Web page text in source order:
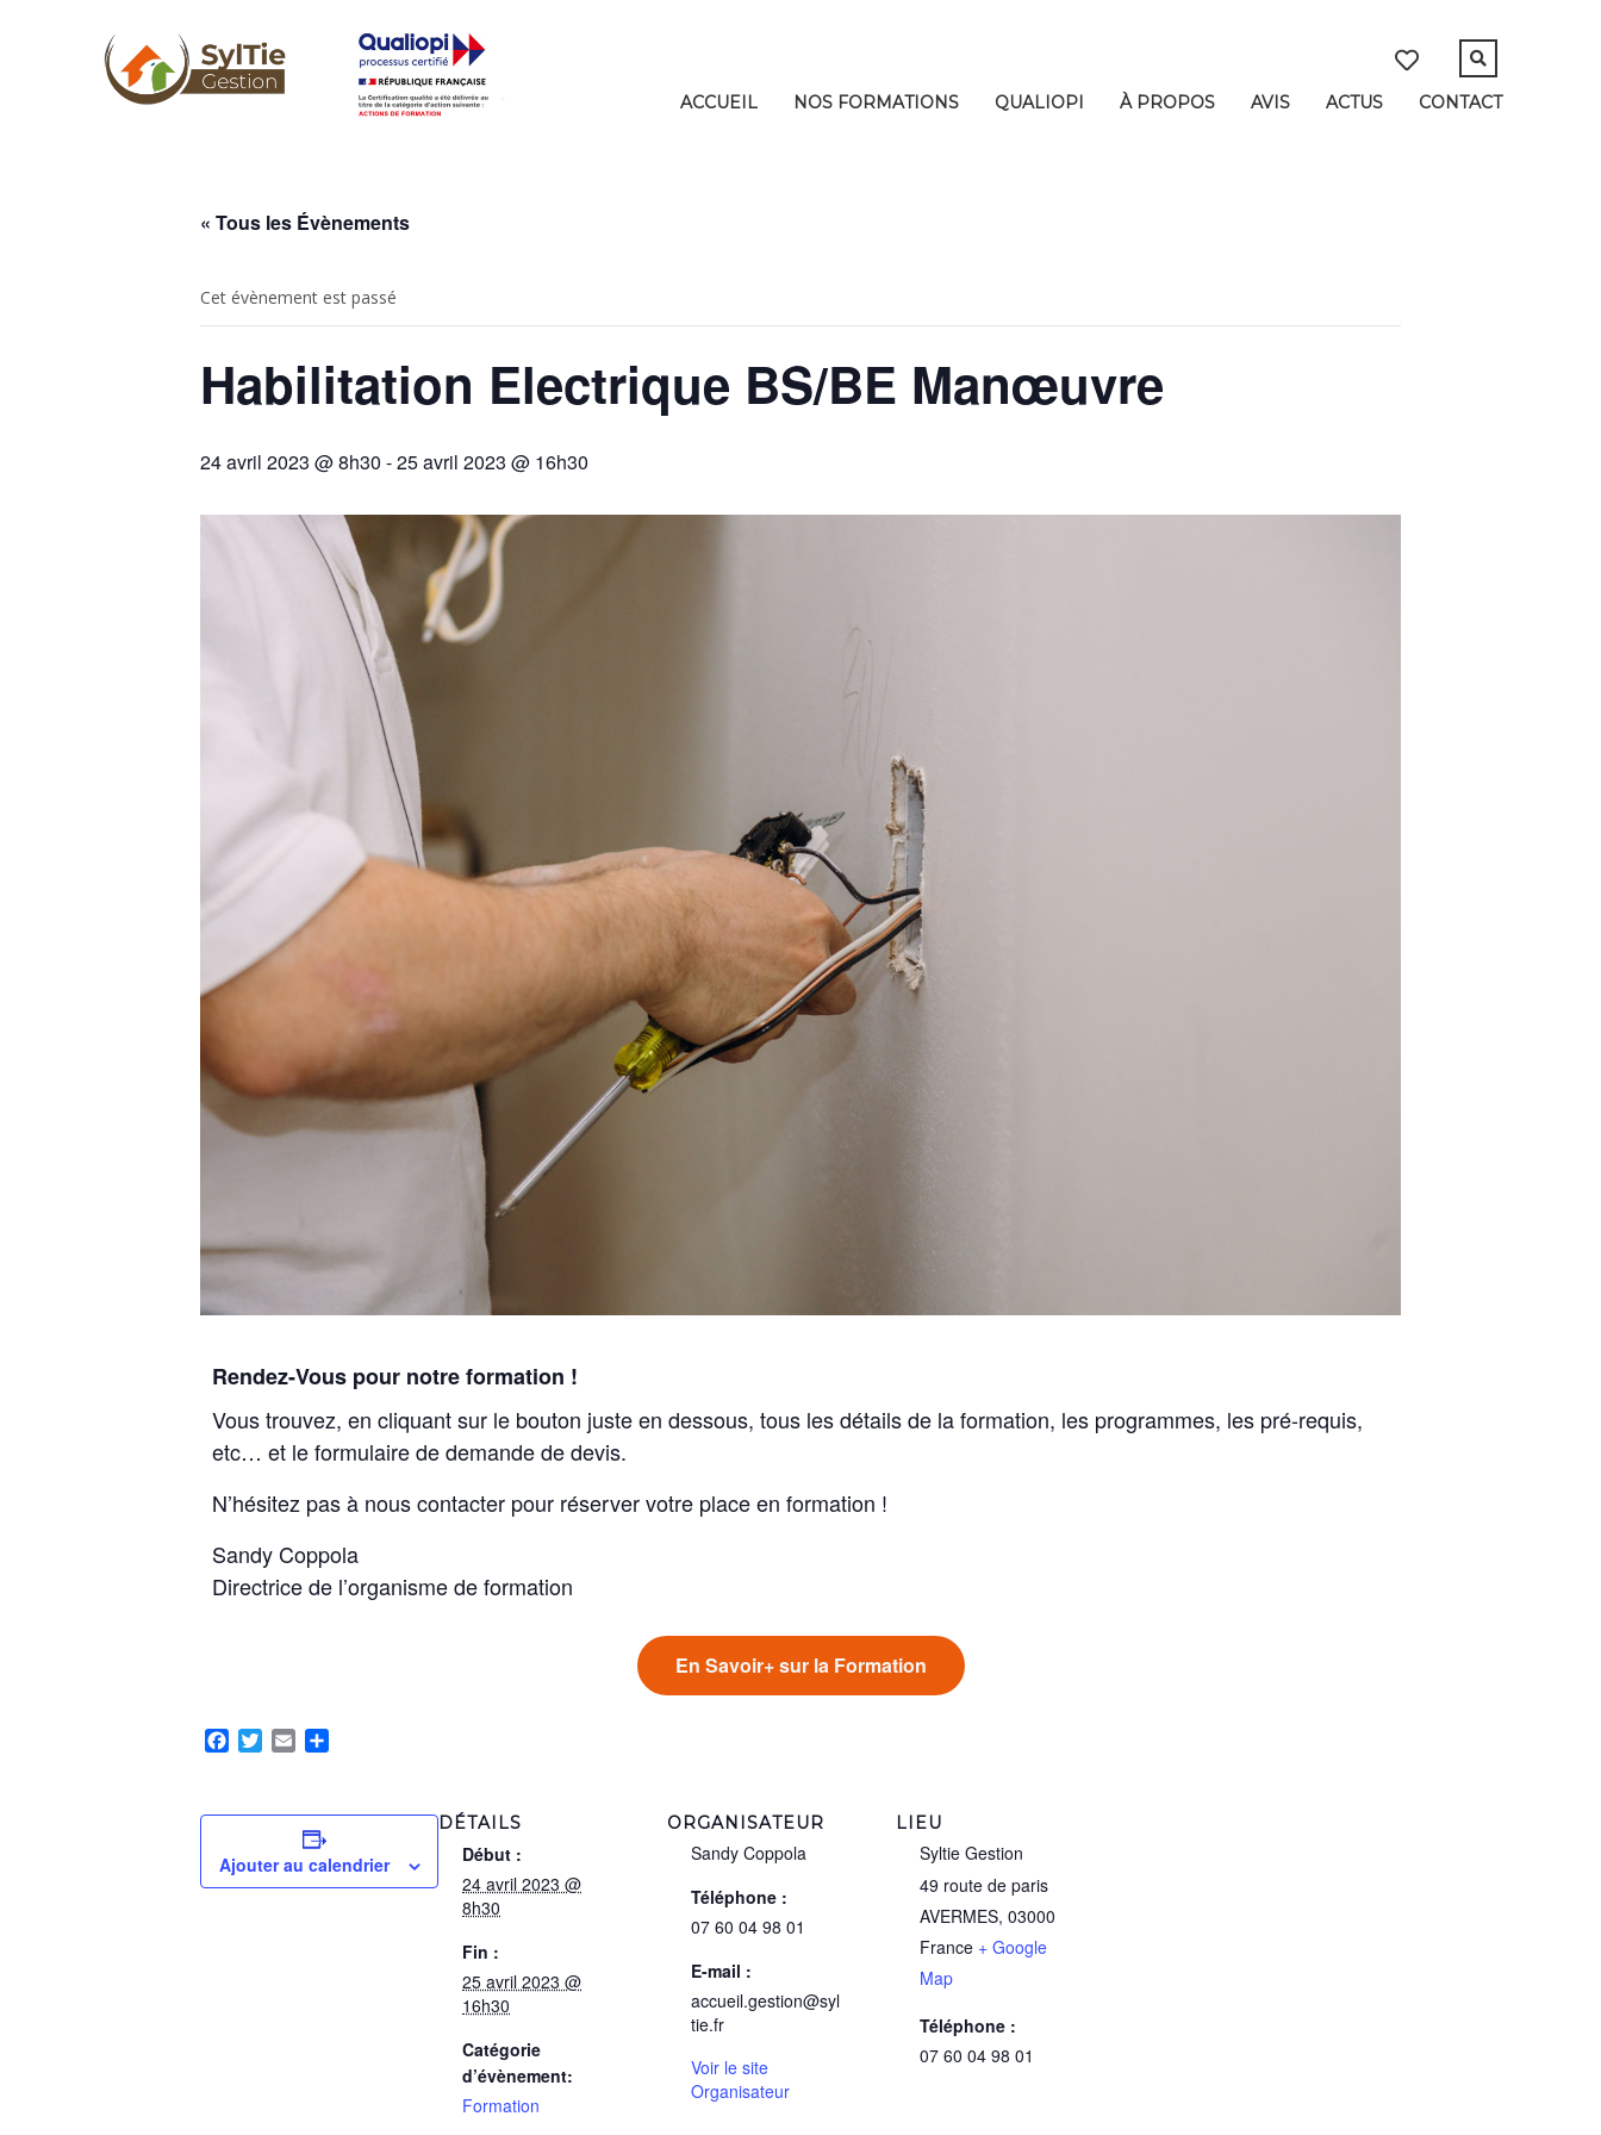
ACCUEIL NOS FORMATIONS QUALIOPI À PROPOS AVIS ACTUS CONTACT
« Tous les Évènements
Cet évènement est passé
Habilitation Electrique BS/BE Manœuvre
24 avril 2023 @ 8h30 -25 avril 2023 @ 16h30
Rendez-Vous pour notre formation !
Vous trouvez, en cliquant sur le bouton juste en dessous, tous les détails de la formation, les programmes, les pré-requis,
etc… et le formulaire de demande de devis.
N’hésitez pas à nous contacter pour réserver votre place en formation !
Sandy Coppola
Directrice de l’organisme de formation
En Savoir+ sur la Formation
Facebook
TwitterEmail
Ajouter au calendrier
DÉTAILS
Début :
24 avril 2023 @
8h30
Fin :
25 avril 2023 @
16h30
Catégorie
d’évènement:
Formation
ORGANISATEUR
Sandy Coppola
Téléphone :
07 60 04 98 01
E-mail :
accueil.gestion@syl
tie.fr
Voir le site
Organisateur
LIEU
Syltie Gestion
49 route de paris
AVERMES, 03000
France + Google
Map
Téléphone :
07 60 04 98 01